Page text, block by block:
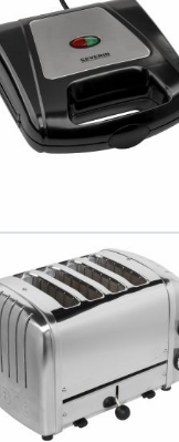
Severin SA 2968 Sandwich-Toaster
Dualit 4 Slot Toaster poliert